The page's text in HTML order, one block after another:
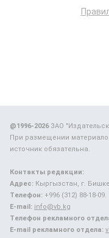
@1996-2026ЗАО
При размещении
источник обязательна.
Контакты редакции:
Адрес: Кыргызстан, г.
Телефон: +996 (312) 88-18-09.
E-mail: info@vb.kg
Телефон рекламного
E-mail рекламного отдела: